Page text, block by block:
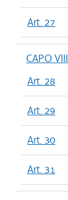
Art. 27
CAPO VIII
Art. 28
Art. 29
Art. 30
Art. 31